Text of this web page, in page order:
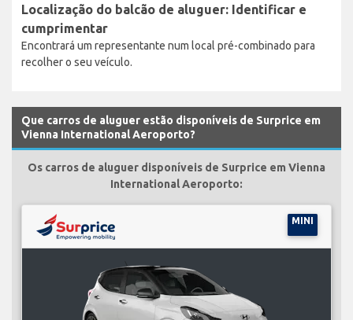
Localização do balcão de aluguer: Identificar e
cumprimentar
Encontrará um representante num local pré-combinado para
recolher o seu veículo.
Que carros de aluguer estão disponíveis de Surprice em
Vienna International Aeroporto?
Os carros de aluguer disponíveis de Surprice em Vienna
International Aeroporto:
MINI